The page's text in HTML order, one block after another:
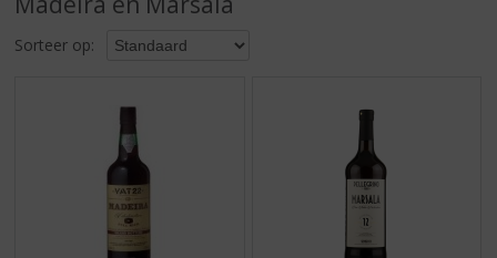
r
Sorteer op: